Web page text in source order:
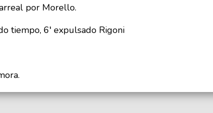
por Morello.
tiempo, 6′ expulsado Rigoni